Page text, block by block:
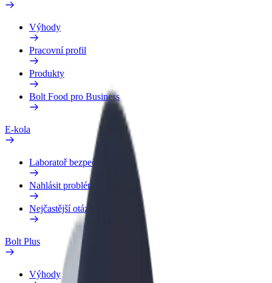
Výhody
Pracovní profil
Produkty
Bolt Food pro Business
E-kola
Laboratoř bezpečnosti
Nahlásit problém
Nejčastější otázky
Bolt Plus
Výhody